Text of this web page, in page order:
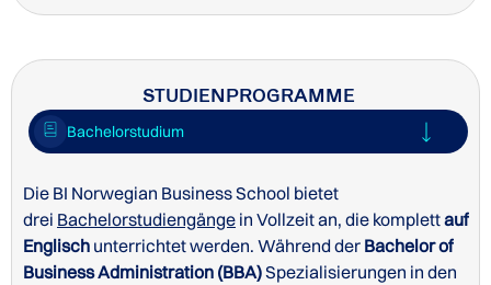
STUDIENPROGRAMME
Bachelorstudium
Die BI Norwegian Business School bietet
drei Bachelorstudiengänge in Vollzeit an, die komplettauf
Englisch unterrichtet werden. Während der Bachelor of
Business Administration (BBA)Spezialisierungen in den